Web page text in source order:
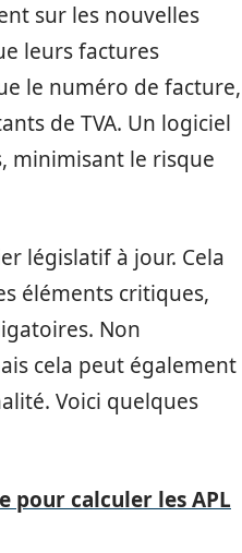
sur les nouvelles
leurs factures
le numéro de facture,
de TVA. Un logiciel
minimisant le risque
législatif à jour. Cela
éléments critiques,
Non
cela peut également
Voici quelques
pour calculer les APL